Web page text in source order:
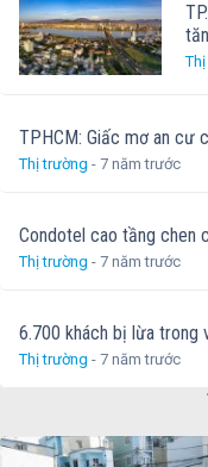
TPHCM: Giấc mơ an cư
Thị trường - 7 năm trước
Condotel cao tầng chen
Thị trường - 7 năm trước
6.700 khách bị lừa trong
Thị trường - 7 năm trước